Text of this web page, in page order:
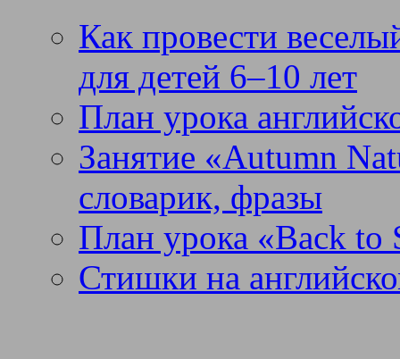
Как провести
для детей 6–10 лет
План урока
Занятие «Autumn
словарик, фразы
План урока «Back to
Стишки на